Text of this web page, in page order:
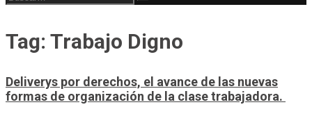
Tag: Trabajo Digno
Deliverys por derechos, el avance de las nuevas
formas de organización de la clase trabajadora.